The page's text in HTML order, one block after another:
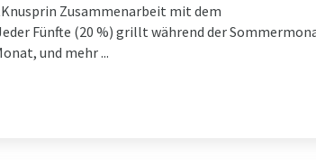
Zusammenarbeit mit dem
Fünfte (20 %) grillt während der
und mehr ...